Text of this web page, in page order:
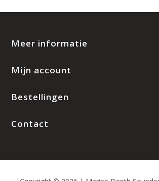
Meer informatie
Mijn account
Bestellingen
Contact